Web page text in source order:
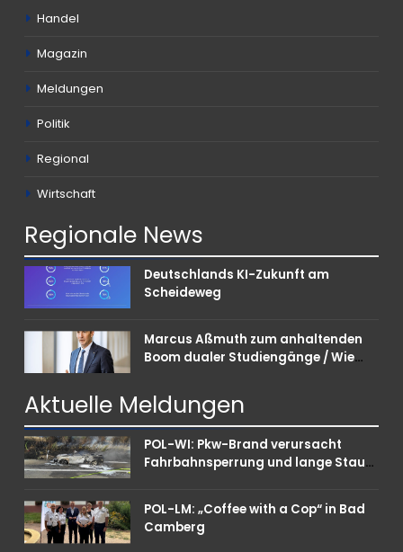
Handel
Magazin
Meldungen
Politik
Regional
Wirtschaft
Regionale News
Deutschlands KI-Zukunft am
Scheideweg
Marcus Aßmuth zum anhaltenden
Boom dualer Studiengänge / Wie
punkten können
Aktuelle Meldungen
POL-WI: Pkw-Brand verursacht
Fahrbahnsperrung und lange Staus
POL-LM: „Coffee with a Cop“ in Bad
Camberg